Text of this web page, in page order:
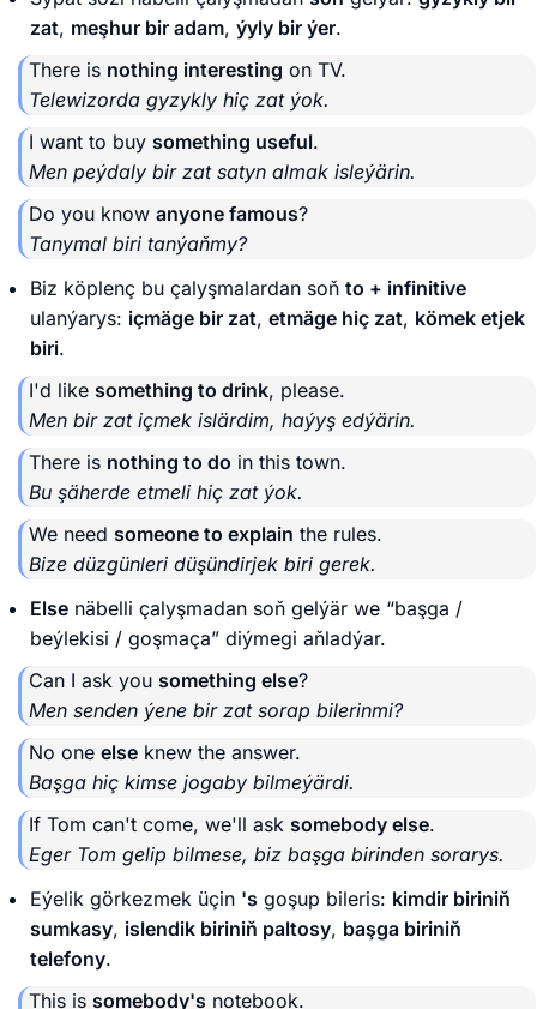
zat, meşhur bir adam, ýyly bir ýer.
There is nothing interesting on TV.
Telewizorda gyzykly hiç zat ýok.
I want to buy something useful.
Men peýdaly bir zat satyn almak isleýärin.
Do you know anyone famous?
Tanymal biri tanýaňmy?
Biz köplenç bu çalyşmalardan soň to + infinitive
ulanýarys: içmäge bir zat, etmäge hiç zat, kömek etjek
biri.
I'd like something to drink, please.
Men bir zat içmek islärdim, haýyş edýärin.
There is nothing to do in this town.
Bu şäherde etmeli hiç zat ýok.
We need someone to explain the rules.
Bize düzgünleri düşündirjek biri gerek.
Else näbelli çalyşmadan soň gelýär we “başga /
beýlekisi / goşmaça” diýmegi aňladýar.
Can I ask you something else?
Men senden ýene bir zat sorap bilerinmi?
No one else knew the answer.
Başga hiç kimse jogaby bilmeýärdi.
If Tom can't come, we'll ask somebody else.
Eger Tom gelip bilmese, biz başga birinden sorarys.
Eýelik görkezmek üçin 's goşup bileris: kimdir biriniň
sumkasy, islendik biriniň paltosy, başga biriniň
telefony.
This is somebody's notebook.